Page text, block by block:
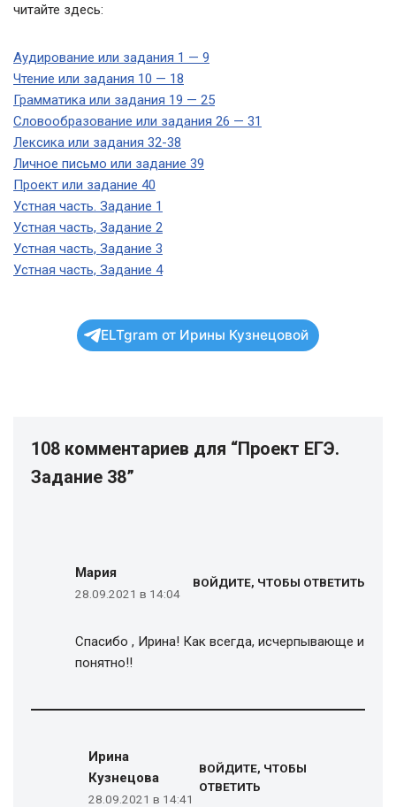
читайте здесь:
Аудирование или задания 1 — 9
Чтение или задания 10 — 18
Грамматика или задания 19 — 25
Словообразование или задания 26 — 31
Лексика или задания 32-38
Личное письмо или задание 39
Проект или задание 40
Устная часть. Задание 1
Устная часть, Задание 2
Устная часть, Задание 3
Устная часть, Задание 4
ELTgram от Ирины Кузнецовой
108 комментариев для “Проект ЕГЭ.
Задание 38”
Мария
28.09.2021 в 14:04
ВОЙДИТЕ, ЧТОБЫ ОТВЕТИТЬ
Спасибо , Ирина! Как всегда, исчерпывающе и
понятно!!
Ирина
Кузнецова
28.09.2021 в 14:41
ВОЙДИТЕ, ЧТОБЫ
ОТВЕТИТЬ